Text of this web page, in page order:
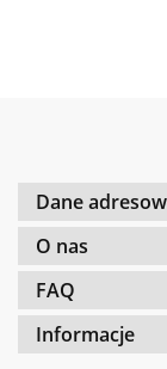
Dane
O nas
FAQ
Informacje